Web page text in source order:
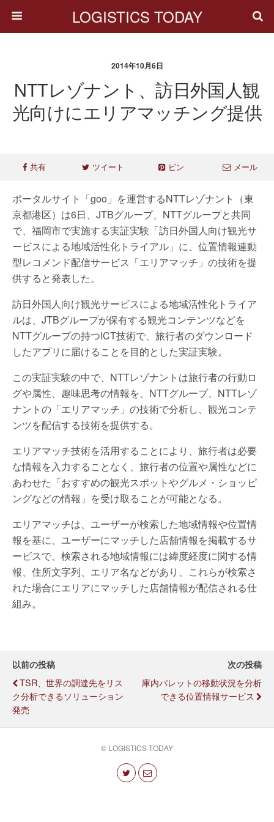
LOGISTICS TODAY
2014年10月6日
NTTレゾナント、訪日外国人観
光向けにエリアマッチング提供
共有 ツイート ピン メール
ポータルサイト「goo」を運営するNTTレゾナント（東
京都港区）は6日、JTBグループ、NTTグループと共同
で、福岡市で実施する実証実験「訪日外国人向け観光サ
ービスによる地域活性化トライアル」に、位置情報連動
型レコメンド配信サービス「エリアマッチ」の技術を提
供すると発表した。
訪日外国人向け観光サービスによる地域活性化トライア
ルは、JTBグループが保有する観光コンテンツなどを
NTTグループの持つICT技術で、旅行者のダウンロード
したアプリに届けることを目的とした実証実験。
この実証実験の中で、NTTレゾナントは旅行者の行動ロ
グや属性、趣味思考の情報を、NTTグループ、NTTレゾ
ナントの「エリアマッチ」の技術で分析し、観光コンテ
ンツを配信する技術を提供する。
エリアマッチ技術を活用することにより、旅行者は必要
な情報を入力することなく、旅行者の位置や属性などに
あわせた「おすすめの観光スポットやグルメ・ショッピ
ングなどの情報」を受け取ることが可能となる。
エリアマッチは、ユーザーが検索した地域情報や位置情
報を基に、ユーザーにマッチした店舗情報を掲載するサ
ービスで、検索される地域情報には緯度経度に関する情
報、住所文字列、エリア名などがあり、これらが検索さ
れた場合にエリアにマッチした店舗情報が配信される仕
組み。
以前の投稿
TSR、世界の調達先をリス
ク分析できるソリューション
発売
次の投稿
庫内パレットの移動状況を分析
できる位置情報サービス
© LOGISTICS TODAY